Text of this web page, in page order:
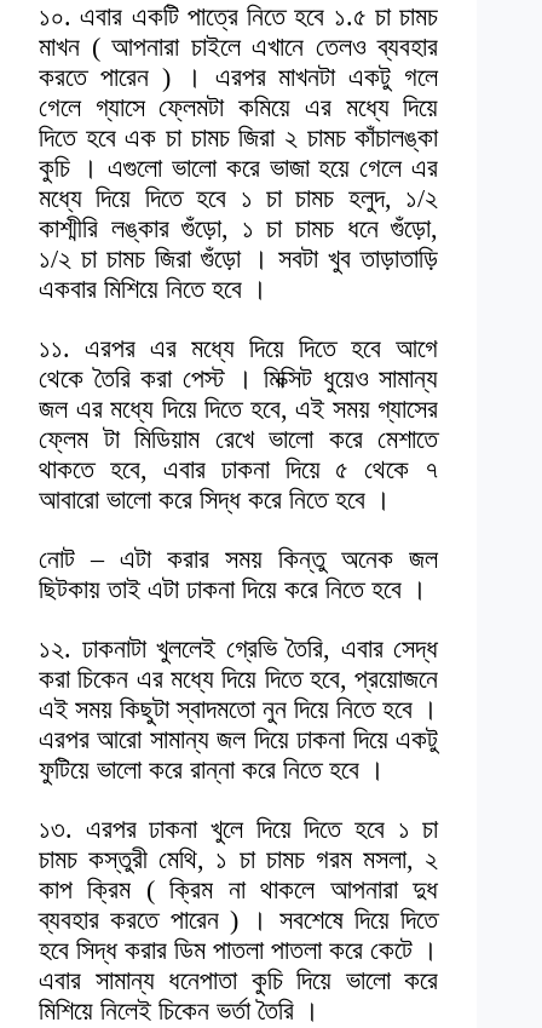
১০. এবার একটি পাত্রে নিতে হবে ১.৫ চা চামচ
মাখন ( আপনারা চাইলে এখানে তেলও ব্যবহার
করতে পারেন ) । এরপর মাখনটা একটু গলে
গেলে গ্যাসে ফ্লেমটা কমিয়ে এর মধ্যে দিয়ে
দিতে হবে এক চা চামচ জিরা ২ চামচ কাঁচালঙ্কা
কুচি । এগুলো ভালো করে ভাজা হয়ে গেলে এর
মধ্যে দিয়ে দিতে হবে ১ চা চামচ হলুদ, ১/২
কাশ্মীরি লঙ্কার গুঁড়ো, ১ চা চামচ ধনে গুঁড়ো,
১/২ চা চামচ জিরা গুঁড়ো । সবটা খুব তাড়াতাড়ি
একবার মিশিয়ে নিতে হবে ।
১১. এরপর এর মধ্যে দিয়ে দিতে হবে আগে
থেকে তৈরি করা পেস্ট । মিক্সিট ধুয়েও সামান্য
জল এর মধ্যে দিয়ে দিতে হবে, এই সময় গ্যাসের
ফ্লেম টা মিডিয়াম রেখে ভালো করে মেশাতে
থাকতে হবে, এবার ঢাকনা দিয়ে ৫ থেকে ৭
আবারো ভালো করে সিদ্ধ করে নিতে হবে ।
নোট – এটা করার সময় কিন্তু অনেক জল
ছিটকায় তাই এটা ঢাকনা দিয়ে করে নিতে হবে ।
১২. ঢাকনাটা খুললেই গ্রেভি তৈরি, এবার সেদ্ধ
করা চিকেন এর মধ্যে দিয়ে দিতে হবে, প্রয়োজনে
এই সময় কিছুটা স্বাদমতো নুন দিয়ে নিতে হবে ।
এরপর আরো সামান্য জল দিয়ে ঢাকনা দিয়ে একটু
ফুটিয়ে ভালো করে রান্না করে নিতে হবে ।
১৩. এরপর ঢাকনা খুলে দিয়ে দিতে হবে ১ চা
চামচ কস্তুরী মেথি, ১ চা চামচ গরম মসলা, ২
কাপ ক্রিম ( ক্রিম না থাকলে আপনারা দুধ
ব্যবহার করতে পারেন ) । সবশেষে দিয়ে দিতে
হবে সিদ্ধ করার ডিম পাতলা পাতলা করে কেটে ।
এবার সামান্য ধনেপাতা কুচি দিয়ে ভালো করে
মিশিয়ে নিলেই চিকেন ভর্তা তৈরি ।